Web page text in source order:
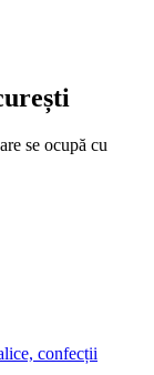
se ocupă cu